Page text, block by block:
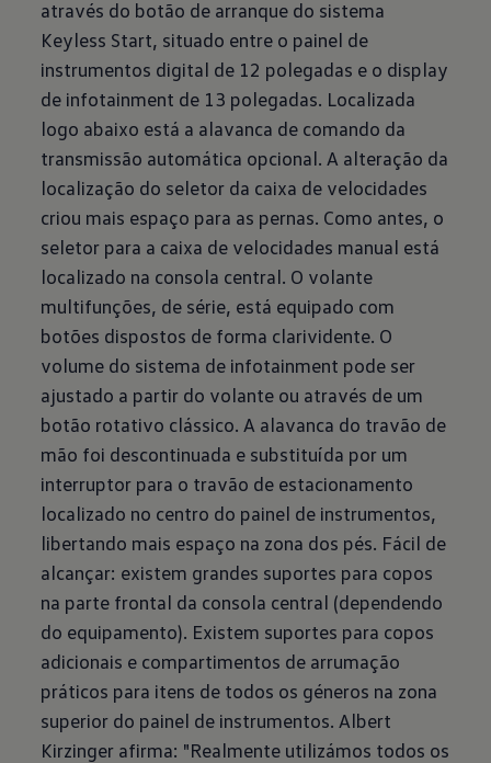
através do botão de arranque do sistema
Keyless Start, situado entre o painel de
instrumentos digital de 12 polegadas e o display
de infotainment de 13 polegadas. Localizada
logo abaixo está a alavanca de comando da
transmissão automática opcional. A alteração da
localização do seletor da caixa de velocidades
criou mais espaço para as pernas. Como antes, o
seletor para a caixa de velocidades manual está
localizado na consola central. O volante
multifunções, de série, está equipado com
botões dispostos de forma clarividente. O
volume do sistema de infotainment pode ser
ajustado a partir do volante ou através de um
botão rotativo clássico. A alavanca do travão de
mão foi descontinuada e substituída por um
interruptor para o travão de estacionamento
localizado no centro do painel de instrumentos,
libertando mais espaço na zona dos pés. Fácil de
alcançar: existem grandes suportes para copos
na parte frontal da consola central (dependendo
do equipamento). Existem suportes para copos
adicionais e compartimentos de arrumação
práticos para itens de todos os géneros na zona
superior do painel de instrumentos. Albert
Kirzinger afirma: "Realmente utilizámos todos os